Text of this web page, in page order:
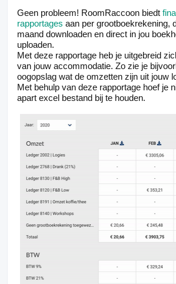
Geen probleem! RoomRaccoon biedt
rapportages aan per grootboekrekening,
maand downloaden en direct in jou
uploaden.
Met deze rapportage heb je uitgebreid
van jouw accommodatie. Zo zie je
oogopslag wat de omzetten zijn uit jouw
Met behulp van deze rapportage hoef je
apart excel bestand bij te houden.